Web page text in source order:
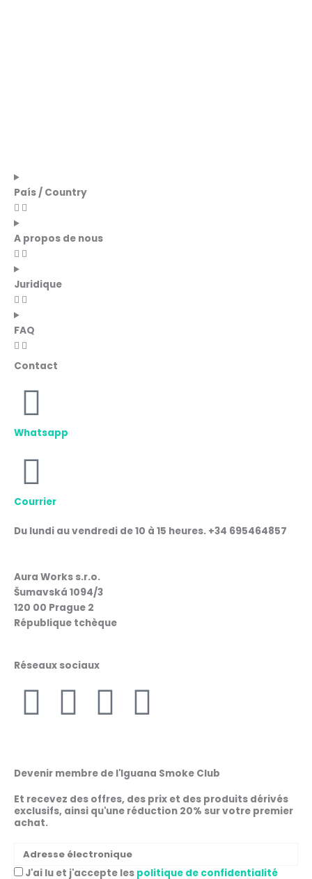
País / Country
A propos de nous
Juridique
FAQ
Contact
Whatsapp
Courrier
Du lundi au vendredi de 10 à 15 heures. +34 695464857
Aura Works s.r.o.
Šumavská 1094/3
120 00 Prague 2
République tchèque
Réseaux sociaux
F
c
e
b
I
s
t
a
W
a
t
s
L
n
k
Devenir membre de l'Iguana Smoke Club
Et recevez des offres, des prix et des produits dérivés
exclusifs, ainsi qu'une réduction 20% sur votre premier
achat.
Adresse
électronique
Acceptation
J'ai lu et j'accepte les politique de confidentialité